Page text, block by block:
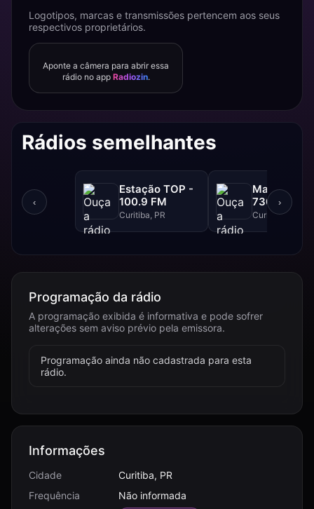
Logotipos, marcas e transmissões pertencem aos seus
respectivos proprietários.
Aponte a câmera para abrir essa
rádio no app Radiozin.
Rádios semelhantes
‹
Estação TOP -
100.9 FM
Curitiba, PR
Marumby
730 AM
Curitiba, PR
›
Programação da rádio
A programação exibida é informativa e pode sofrer
alterações sem aviso prévio pela emissora.
Programação ainda não cadastrada para esta
rádio.
Informações
Cidade
Curitiba, PR
Frequência
Não informada